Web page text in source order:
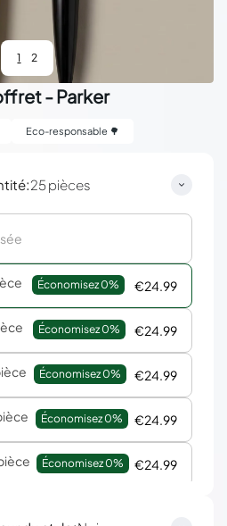
1 2
- Parker
Eco-responsable 🌳
:25 pièces
Économisez 0% €24.99
Économisez 0% €24.99
Économisez 0% €24.99
Économisez 0% €24.99
Économisez 0% €24.99